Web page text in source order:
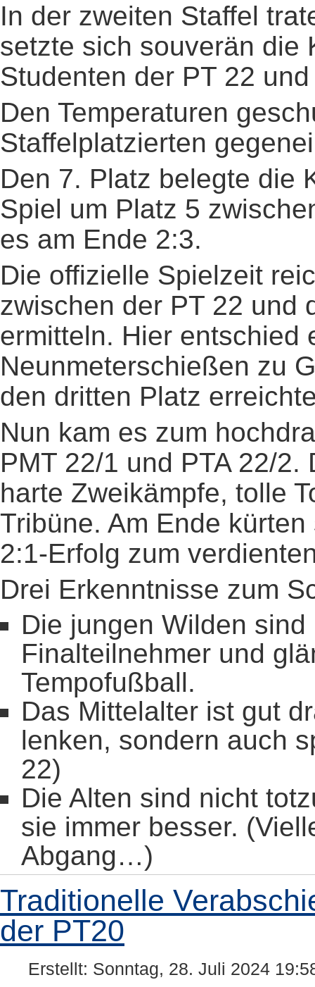
In der zweiten Staffel
setzte sich souverän die
Studenten der PT 22
Den Temperaturen
Staffelplatzierten
Den 7. Platz belegte die
Spiel um Platz 5
es am Ende 2:3.
Die offizielle Spielzeit
zwischen der PT 22 und
ermitteln. Hier entschied
Neunmeterschießen zu
den dritten Platz
Nun kam es zum
PMT 22/1 und PTA 22/
harte Zweikämpfe, tolle
Tribüne. Am Ende
2:1-Erfolg zum
Drei Erkenntnisse zum
Die jungen Wilden
Finalteilnehmer und
Tempofußball.
Das Mittelalter ist gut
lenken, sondern auch
22)
Die Alten sind nicht
sie immer besser.
Abgang…)
Traditionelle
der PT20
Erstellt: Sonntag, 28. Juli 2024